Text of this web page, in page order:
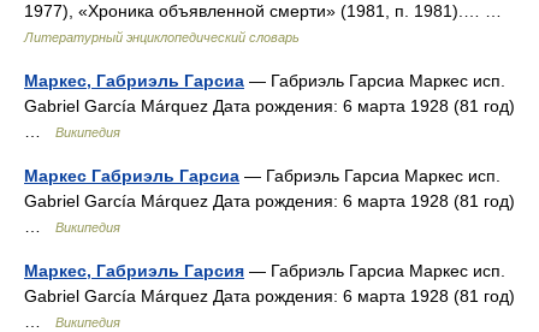
1977), «Хроника объявленной смерти» (1981, п. 1981).… …
Литературный энциклопедический словарь
Маркес, Габриэль Гарсиа — Габриэль Гарсиа Маркес исп.
Gabriel García Márquez Дата рождения: 6 марта 1928 (81 год)
Википедия
Маркес Габриэль Гарсиа — Габриэль Гарсиа Маркес исп.
Gabriel García Márquez Дата рождения: 6 марта 1928 (81 год)
Википедия
Маркес, Габриэль Гарсия — Габриэль Гарсиа Маркес исп.
Gabriel García Márquez Дата рождения: 6 марта 1928 (81 год)
Википедия